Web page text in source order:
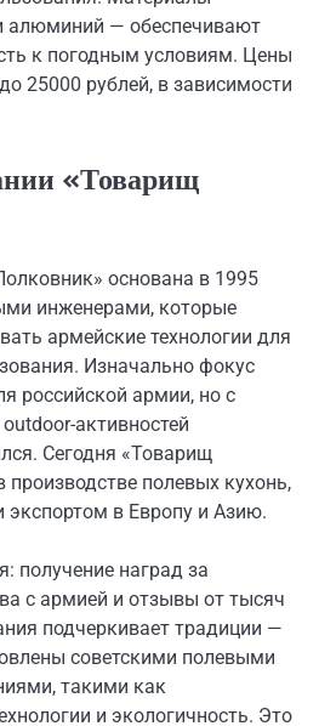
алюминий — обеспечивают
к погодным условиям. Цены
25000 рублей, в зависимости
«Товарищ
основана в 1995
инженерами, которые
армейские технологии для
Изначально фокус
российской армии, но с
активностей
Сегодня «Товарищ
полевых кухонь,
экспортом в Европу и Азию.
получение наград за
с армией и отзывы от тысяч
подчеркивает традиции —
советскими полевыми
такими как
и экологичность. Это